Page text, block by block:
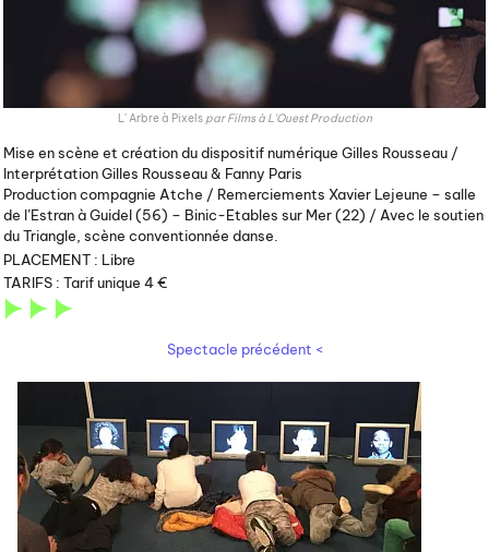
L' Arbre à Pixels parFilms à L'Ouest Production
Mise en scène et création du dispositif numérique Gilles Rousseau /
Interprétation Gilles Rousseau & Fanny Paris
Production compagnie Atche / Remerciements Xavier Lejeune – salle
de l’Estran à Guidel (56) – Binic-Etables sur Mer (22) / Avec le soutien
du Triangle, scène conventionnée danse.
PLACEMENT : Libre
TARIFS : Tarif unique 4 €
Spectacle précédent <